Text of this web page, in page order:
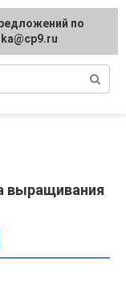
выращивания
по